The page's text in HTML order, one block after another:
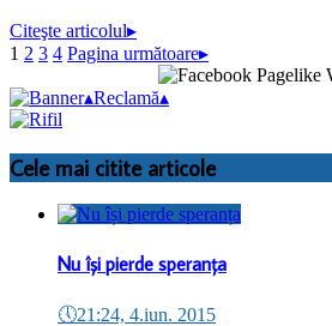
Citeşte articolul▸
1 2 3 4 Pagina următoare▸
▴Reclamă▴
Cele mai citite articole
Nu își pierde speranța
🕔21:24, 4.iun. 2015